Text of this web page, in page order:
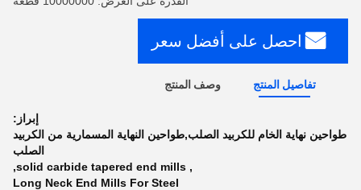
احصل على أفضل سعر
تفاصيل المنتج وصف المنتج
إبراز:
طواحين نهاية الخام للكربيد الصلب,طواحين النهاية المسمارية من الكربيد
الصلب
,
solid carbide tapered end mills
,
Long Neck End Mills For Steel